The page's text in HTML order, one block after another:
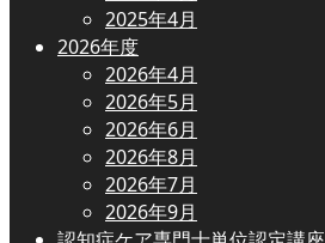
2025年4月
2026年度
2026年4月
2026年5月
2026年6月
2026年8月
2026年7月
2026年9月